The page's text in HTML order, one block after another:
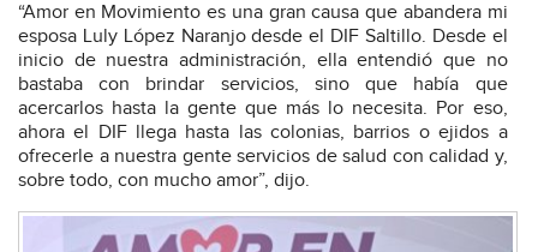
“Amor en Movimiento es una gran causa que abandera mi
esposa Luly López Naranjo desde el DIF Saltillo. Desde el
inicio de nuestra administración, ella entendió que no
bastaba con brindar servicios, sino que había que
acercarlos hasta la gente que más lo necesita. Por eso,
ahora el DIF llega hasta las colonias, barrios o ejidos a
ofrecerle a nuestra gente servicios de salud con calidad y,
sobre todo, con mucho amor”, dijo.